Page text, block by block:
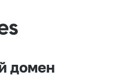
домен